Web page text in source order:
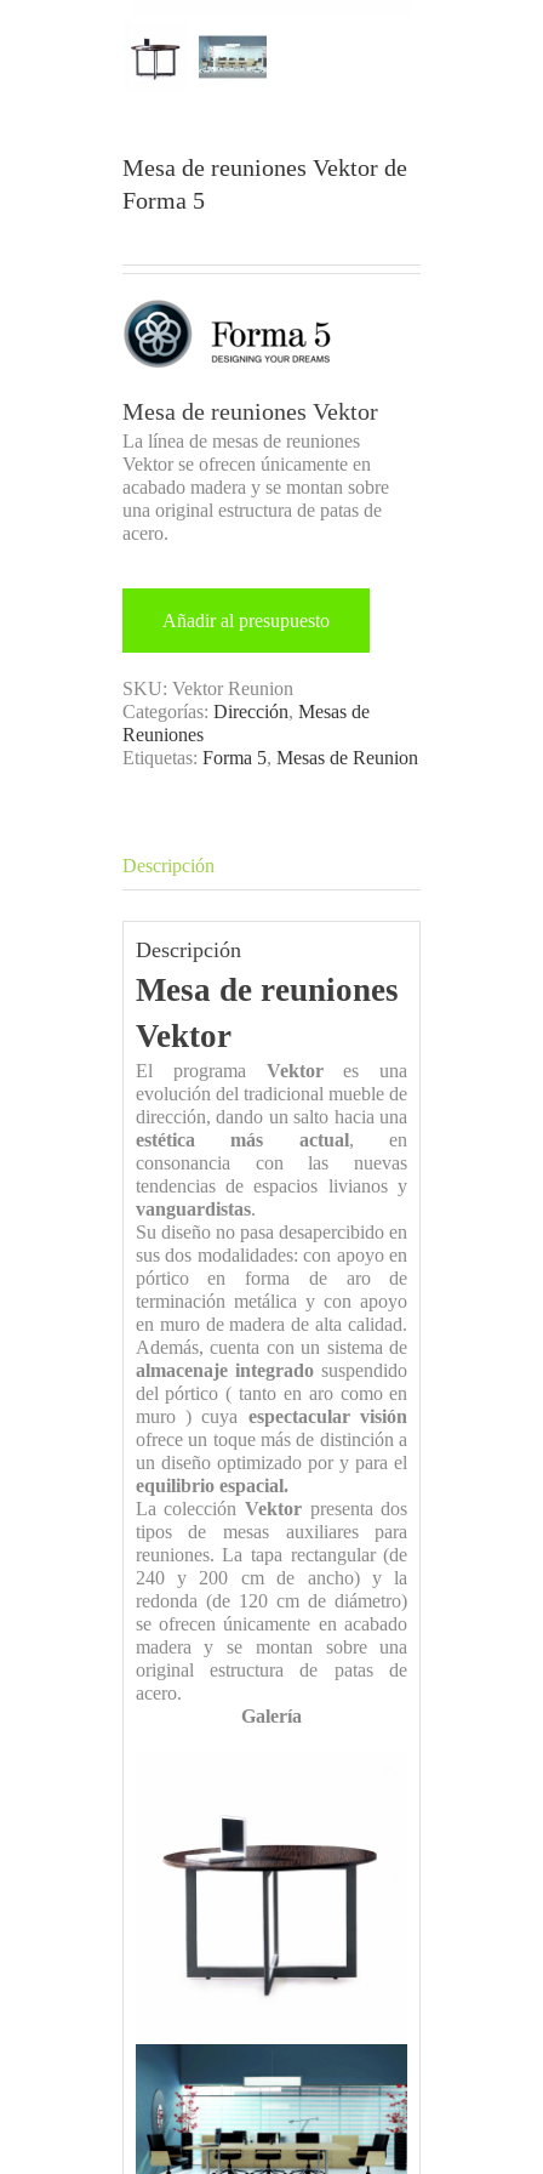
Mesa de reuniones Vektor de
Forma 5
Mesa de reuniones Vektor
La línea de mesas de reuniones
Vektor se ofrecen únicamente en
acabado madera y se montan sobre
una original estructura de patas de
acero.
Añadir al presupuesto
SKU: Vektor Reunion
Categorías: Dirección, Mesas de
Reuniones
Etiquetas: Forma 5, Mesas de Reunion
Descripción
Descripción
Mesa de reuniones
Vektor
El programa Vektores una
evolución del tradicional mueble de
dirección, dando un salto hacia una
estética más actual, en
consonancia con las nuevas
tendencias de espacios livianos y
vanguardistas.
Su diseño no pasa desapercibido en
sus dos modalidades: con apoyo en
pórtico en forma de aro de
terminación metálica y con apoyo
en muro de madera de alta calidad.
Además, cuenta con un sistema de
almacenaje integrado suspendido
del pórtico ( tanto en aro como en
muro ) cuya espectacular visión
ofrece un toque más de distinción a
un diseño optimizado por y para el
equilibrio espacial.
La colección Vektor presenta dos
tipos de mesas auxiliares para
reuniones. La tapa rectangular (de
240 y 200 cm de ancho) y la
redonda (de 120 cm de diámetro)
se ofrecen únicamente en acabado
madera y se montan sobre una
original estructura de patas de
acero.
Galería